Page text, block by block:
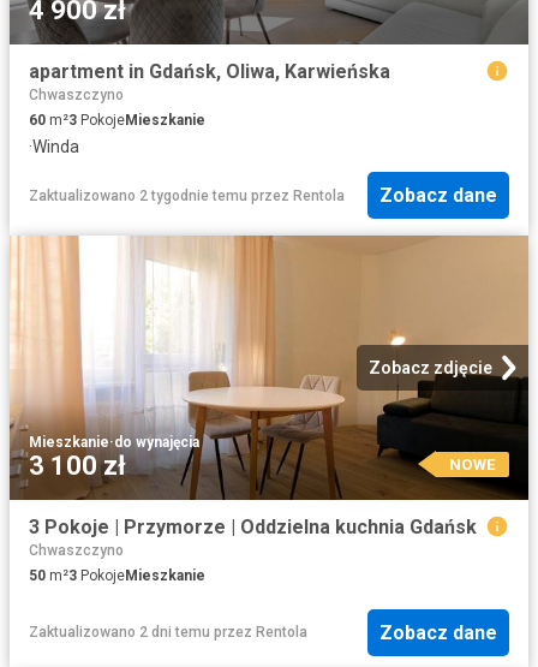
4 900 zł
apartment in Gdańsk, Oliwa, Karwieńska
Chwaszczyno
60 m²3 PokojeMieszkanie
·Winda
Zaktualizowano 2 tygodnie temu przez Rentola Zobacz dane
Zobacz zdjęcie
Mieszkanie·do wynajęcia
3 100 zł NOWE
3 Pokoje | Przymorze | Oddzielna kuchnia Gdańsk
Chwaszczyno
50 m²3 PokojeMieszkanie
Zaktualizowano 2 dni temu przez Rentola Zobacz dane